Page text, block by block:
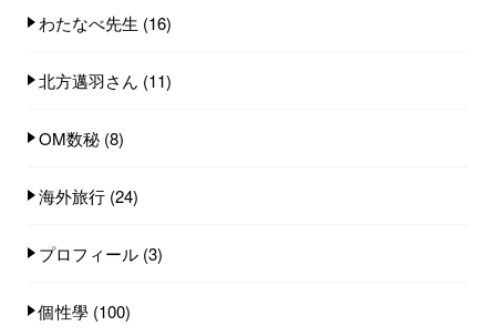
わたなべ先生 (16)
北方邁羽さん (11)
OM数秘 (8)
海外旅行 (24)
プロフィール (3)
個性學 (100)